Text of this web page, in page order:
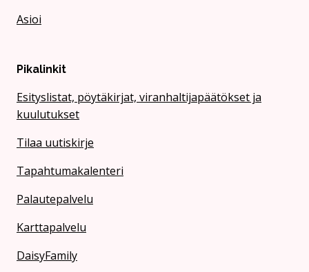
Asioi
Pikalinkit
Esityslistat, pöytäkirjat, viranhaltijapäätökset ja
kuulutukset
Tilaa uutiskirje
Tapahtumakalenteri
Palautepalvelu
Karttapalvelu
DaisyFamily